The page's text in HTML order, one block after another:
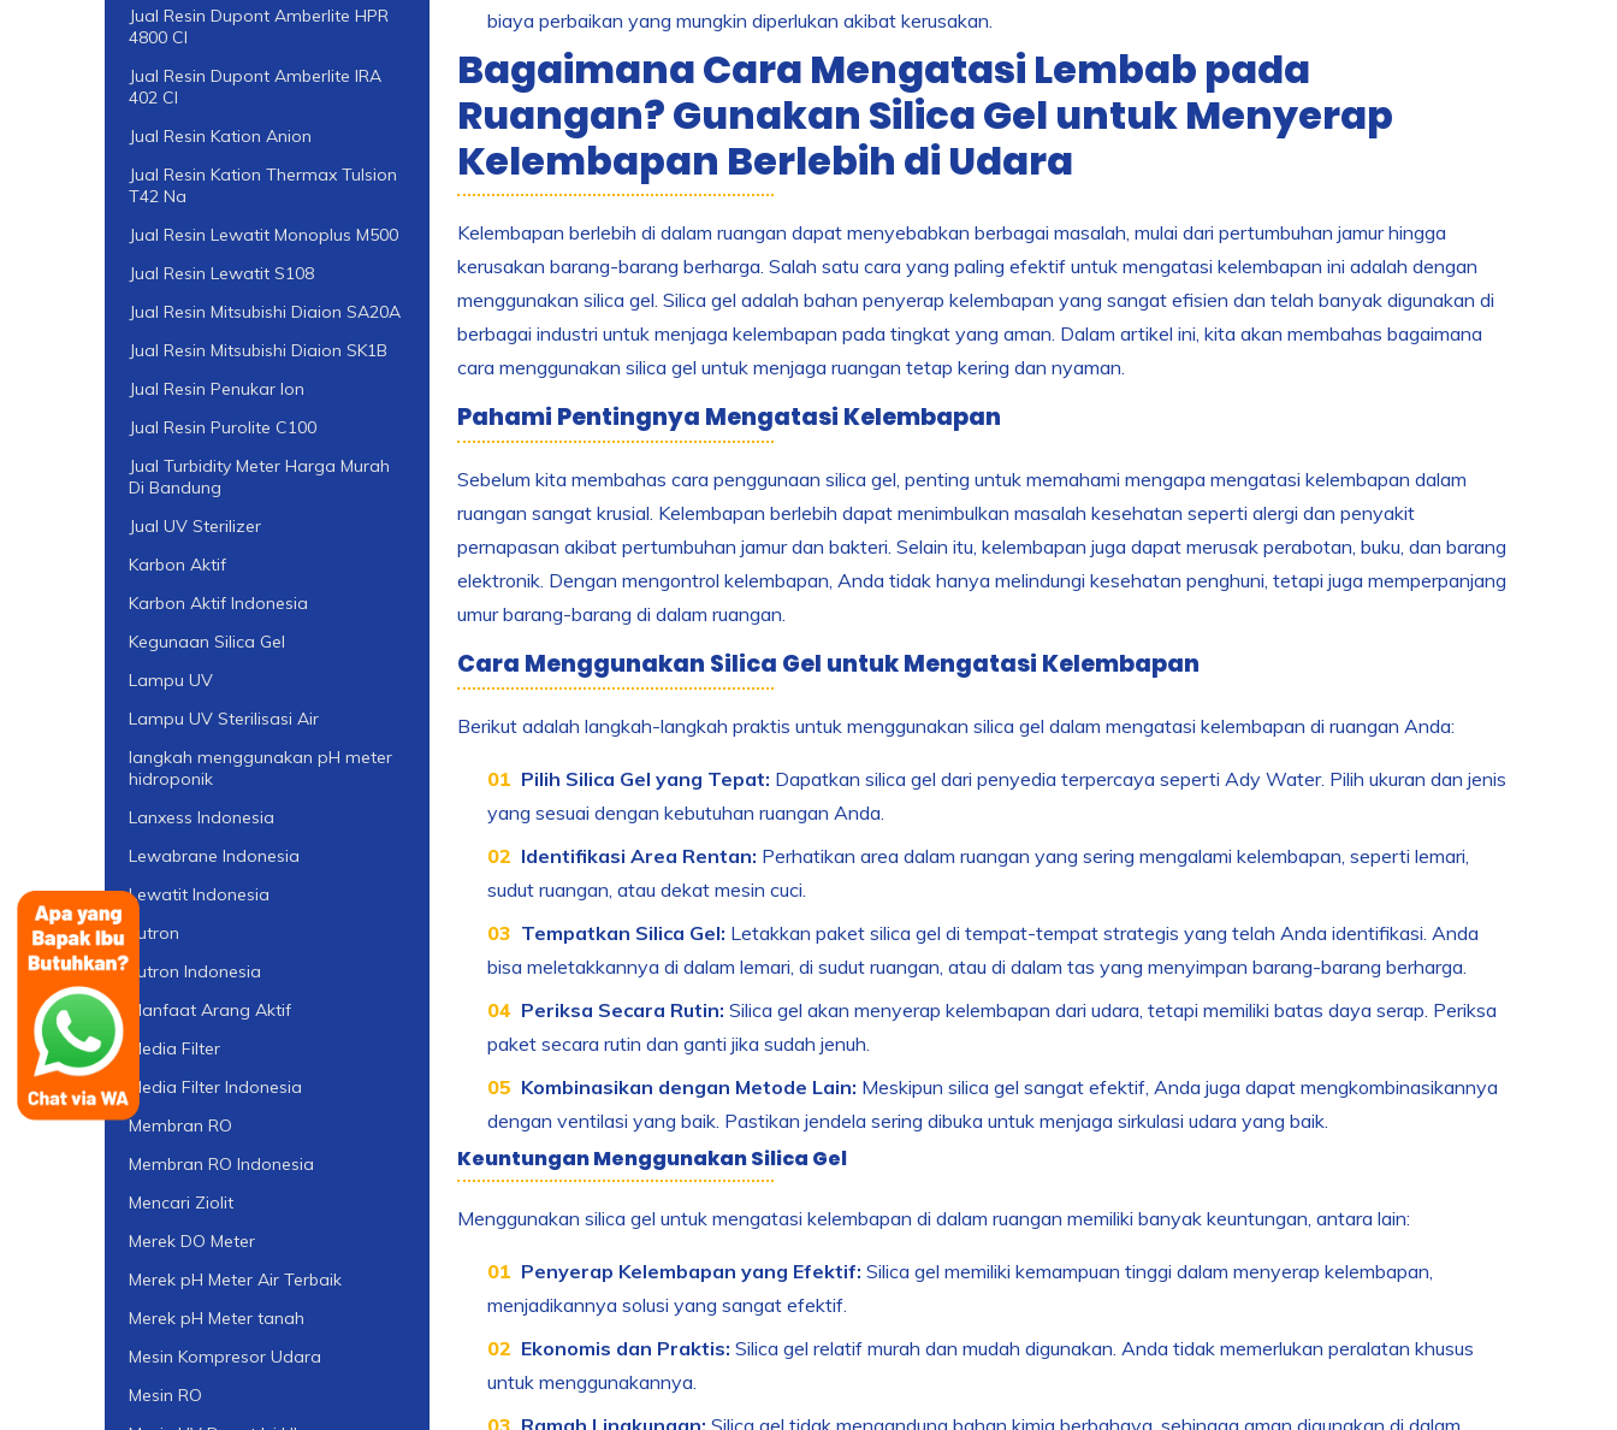
biaya perbaikan yang mungkin diperlukan akibat kerusakan.
Bagaimana Cara Mengatasi Lembab pada
Ruangan? Gunakan Silica Gel untuk Menyerap
Kelembapan Berlebih di Udara
Kelembapan berlebih di dalam ruangan dapat menyebabkan berbagai masalah, mulai dari pertumbuhan jamur hingga
kerusakan barang-barang berharga. Salah satu cara yang paling efektif untuk mengatasi kelembapan ini adalah dengan
menggunakan silica gel. Silica gel adalah bahan penyerap kelembapan yang sangat efisien dan telah banyak digunakan di
berbagai industri untuk menjaga kelembapan pada tingkat yang aman. Dalam artikel ini, kita akan membahas bagaimana
cara menggunakan silica gel untuk menjaga ruangan tetap kering dan nyaman.
Pahami Pentingnya Mengatasi Kelembapan
Sebelum kita membahas cara penggunaan silica gel, penting untuk memahami mengapa mengatasi kelembapan dalam
ruangan sangat krusial. Kelembapan berlebih dapat menimbulkan masalah kesehatan seperti alergi dan penyakit
pernapasan akibat pertumbuhan jamur dan bakteri. Selain itu, kelembapan juga dapat merusak perabotan, buku, dan barang
elektronik. Dengan mengontrol kelembapan, Anda tidak hanya melindungi kesehatan penghuni, tetapi juga memperpanjang
umur barang-barang di dalam ruangan.
Cara Menggunakan Silica Gel untuk Mengatasi Kelembapan
Berikut adalah langkah-langkah praktis untuk menggunakan silica gel dalam mengatasi kelembapan di ruangan Anda:
Pilih Silica Gel yang Tepat: Dapatkan silica gel dari penyedia terpercaya seperti Ady Water. Pilih ukuran dan jenis
yang sesuai dengan kebutuhan ruangan Anda.
Identifikasi Area Rentan: Perhatikan area dalam ruangan yang sering mengalami kelembapan, seperti lemari,
sudut ruangan, atau dekat mesin cuci.
Tempatkan Silica Gel: Letakkan paket silica gel di tempat-tempat strategis yang telah Anda identifikasi. Anda
bisa meletakkannya di dalam lemari, di sudut ruangan, atau di dalam tas yang menyimpan barang-barang berharga.
Periksa Secara Rutin: Silica gel akan menyerap kelembapan dari udara, tetapi memiliki batas daya serap. Periksa
paket secara rutin dan ganti jika sudah jenuh.
Kombinasikan dengan Metode Lain: Meskipun silica gel sangat efektif, Anda juga dapat mengkombinasikannya
dengan ventilasi yang baik. Pastikan jendela sering dibuka untuk menjaga sirkulasi udara yang baik.
Keuntungan Menggunakan Silica Gel
Menggunakan silica gel untuk mengatasi kelembapan di dalam ruangan memiliki banyak keuntungan, antara lain:
Penyerap Kelembapan yang Efektif: Silica gel memiliki kemampuan tinggi dalam menyerap kelembapan,
menjadikannya solusi yang sangat efektif.
Ekonomis dan Praktis: Silica gel relatif murah dan mudah digunakan. Anda tidak memerlukan peralatan khusus
untuk menggunakannya.
Ramah Lingkungan: Silica gel tidak mengandung bahan kimia berbahaya, sehingga aman digunakan di dalam
Jual Resin Dupont Amberlite HPR
4800 Cl
Jual Resin Dupont Amberlite IRA
402 Cl
Jual Resin Kation Anion
Jual Resin Kation Thermax Tulsion
T42 Na
Jual Resin Lewatit Monoplus M500
Jual Resin Lewatit S108
Jual Resin Mitsubishi Diaion SA20A
Jual Resin Mitsubishi Diaion SK1B
Jual Resin Penukar Ion
Jual Resin Purolite C100
Jual Turbidity Meter Harga Murah
Di Bandung
Jual UV Sterilizer
Karbon Aktif
Karbon Aktif Indonesia
Kegunaan Silica Gel
Lampu UV
Lampu UV Sterilisasi Air
langkah menggunakan pH meter
hidroponik
Lanxess Indonesia
Lewabrane Indonesia
Lewatit Indonesia
Lutron
Lutron Indonesia
Manfaat Arang Aktif
Media Filter
Media Filter Indonesia
Membran RO
Membran RO Indonesia
Mencari Ziolit
Merek DO Meter
Merek pH Meter Air Terbaik
Merek pH Meter tanah
Mesin Kompresor Udara
Mesin RO